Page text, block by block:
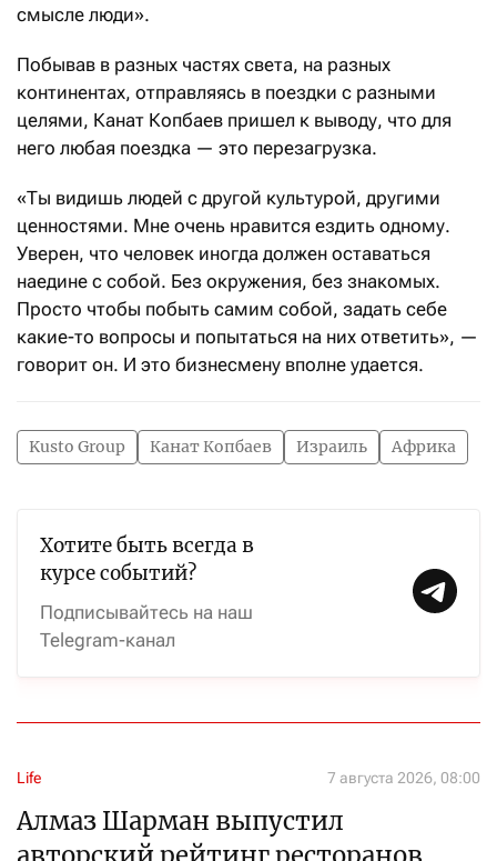
смысле люди».
Побывав в разных частях света, на разных
континентах, отправляясь в поездки с разными
целями, Канат Копбаев пришел к выводу, что для
него любая поездка — это перезагрузка.
«Ты видишь людей с другой культурой, другими
ценностями. Мне очень нравится ездить одному.
Уверен, что человек иногда должен оставаться
наедине с собой. Без окружения, без знакомых.
Просто чтобы побыть самим собой, задать себе
какие-то вопросы и попытаться на них ответить», —
говорит он. И это бизнесмену вполне удается.
Kusto Group Канат Копбаев Израиль Африка
Хотите быть всегда в
курсе событий?
Подписывайтесь на наш
Telegram-канал
Life 7 августа 2026, 08:00
Алмаз Шарман выпустил